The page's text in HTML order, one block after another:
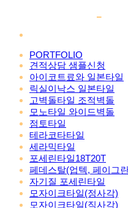
PORTFOLIO
견적상담 샘플신청
아이코트료와 일본타일
릭실이낙스 일본타일
고벽돌타일 조적벽돌
모노타일 와이드벽돌
점토타일
테라코타타일
세라믹타일
포세린타일18T20T
페데스탈(업텍, 페이그
자기질 포세린타일
모자이크타일(정사각)
모자이크타일(직사각)